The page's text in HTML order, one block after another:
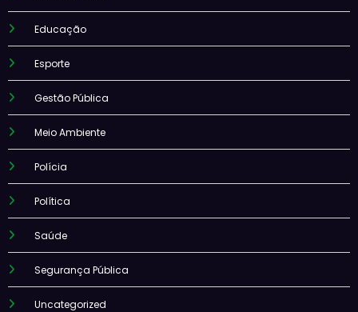
Educação
Esporte
Gestão Pública
Meio Ambiente
Polícia
Política
Saúde
Segurança Pública
Uncategorized